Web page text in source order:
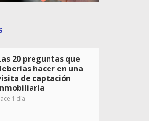
20 preguntas que
hacer en una
de captación
1 día